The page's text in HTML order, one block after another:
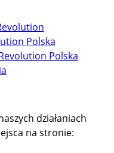
Polska
Polska
działaniach
na stronie: